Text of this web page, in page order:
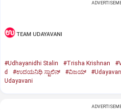
TEAM UDAYAVANI
#Udhayanidhi Stalin #Trisha Krishnan
d
#ಉದಯನಿಧಿ ಸ್ಟಾಲಿನ್‌ #ವಿಜಯ್‌
Udayavani